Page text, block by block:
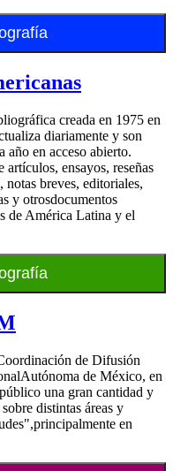
creada en 1975 en
diariamente y son
año en acceso abierto.
ensayos, reseñas
breves, editoriales,
y otrosdocumentos
de América Latina y el
de Difusión
de México, en
una gran cantidad y
distintas áreas y
en